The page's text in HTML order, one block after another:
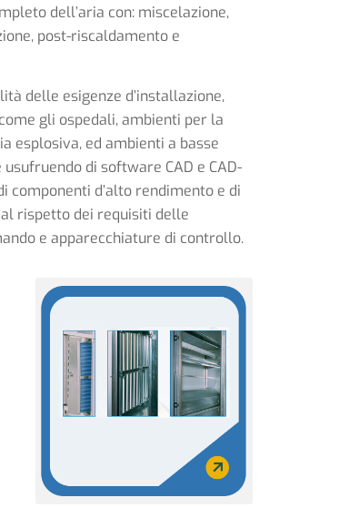
dell’aria con: miscelazione,
post-riscaldamento e
delle esigenze d’installazione,
gli ospedali, ambienti per la
esplosiva, ed ambienti a basse
di software CAD e CAD-
d’alto rendimento e di
rispetto dei requisiti delle
e apparecchiature di controllo.